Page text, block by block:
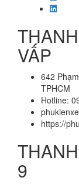
VẤP
642
TPHCM
Hotline:
https://
9